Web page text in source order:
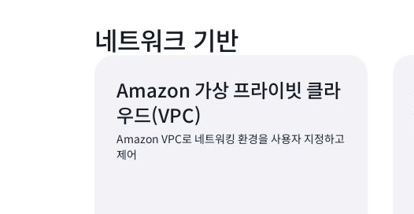
네트워크 기반
Amazon 가상 프라이빗 클라
우드(VPC)
Amazon VPC로 네트워킹 환경을 사용자 지정하고
제어